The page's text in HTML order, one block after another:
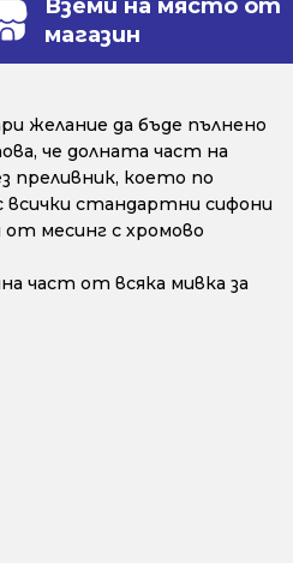
Вземи на място от
магазин
желание да бъде пълнено
че долната част на
преливник, което по
стандартни сифони
месинг с хромово
част от всяка мивка за